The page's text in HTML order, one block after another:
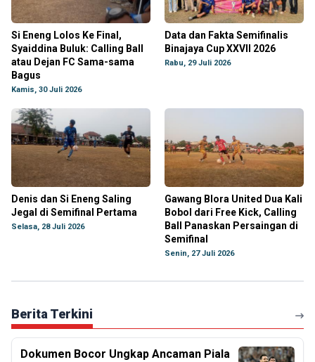
Si Eneng Lolos Ke Final,
Syaiddina Buluk: Calling Ball
atau Dejan FC Sama-sama
Bagus
Kamis, 30 Juli 2026
Data dan Fakta Semifinalis
Binajaya Cup XXVII 2026
Rabu, 29 Juli 2026
Denis dan Si Eneng Saling
Jegal di Semifinal Pertama
Selasa, 28 Juli 2026
Gawang Blora United Dua Kali
Bobol dari Free Kick, Calling
Ball Panaskan Persaingan di
Semifinal
Senin, 27 Juli 2026
Berita Terkini
Dokumen Bocor Ungkap Ancaman Piala